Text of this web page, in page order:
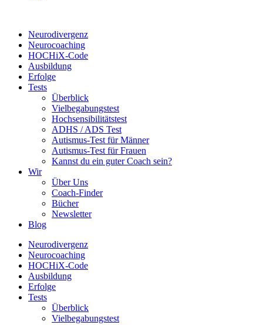
Neurodivergenz
Neurocoaching
HOCHiX-Code
Ausbildung
Erfolge
Tests
Überblick
Vielbegabungstest
Hochsensibilitätstest
ADHS / ADS Test
Autismus-Test für Männer
Autismus-Test für Frauen
Kannst du ein guter Coach sein?
Wir
Über Uns
Coach-Finder
Bücher
Newsletter
Blog
Neurodivergenz
Neurocoaching
HOCHiX-Code
Ausbildung
Erfolge
Tests
Überblick
Vielbegabungstest